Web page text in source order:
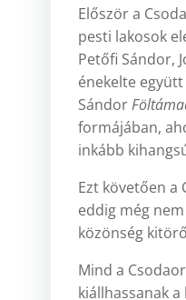
Először a
pesti lakosok
Petőfi Sándor,
énekelte
Sándor
formájában,
inkább
Ezt követően
eddig még
közönség
Mind a
kiállhassanak